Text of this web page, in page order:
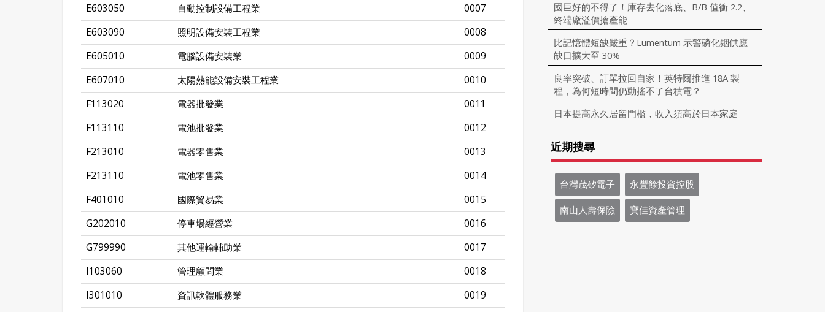
E603050
自動控制設備工程業
0007
E603090
照明設備安裝工程業
0008
E605010
電腦設備安裝業
0009
E607010
太陽熱能設備安裝工程業
0010
F113020
電器批發業
0011
F113110
電池批發業
0012
F213010
電器零售業
0013
F213110
電池零售業
0014
F401010
國際貿易業
0015
G202010
停車場經營業
0016
G799990
其他運輸輔助業
0017
I103060
管理顧問業
0018
I301010
資訊軟體服務業
0019
國巨好的不得了！庫存去化落底、B/B 值衝 2.2、
終端廠溢價搶產能
比記憶體短缺嚴重？Lumentum 示警磷化銦供應
缺口擴大至 30%
良率突破、訂單拉回自家！英特爾推進 18A 製
程，為何短時間仍動搖不了台積電？
日本提高永久居留門檻，收入須高於日本家庭
近期搜尋
台灣茂矽電子 永豐餘投資控股
南山人壽保險 寶佳資產管理